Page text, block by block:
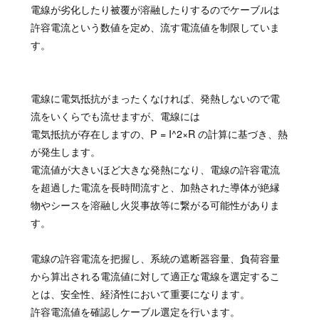
電線が劣化したり被覆が溶融したりするのでケーブルは
許容電流という数値を定め、流す電流値を制限していま
す。
電線に電気抵抗がまったくなければ、発熱しないので電
流をいくらでも流せますが、電線には
電気抵抗が存在しますの、P = I^2×R の計算に基づき、熱
が発生します。
電流値が大きいほど大きな発熱になり、電線の許容電流
を超過した電流を長時間流すと、加熱された導体が絶縁
物やシースを溶融し火災事故等に繋がる可能性がありま
す。
電線の許容電流を把握し、系統の遮断器容量、負荷容量
から算出される電流値に対して適正な電線を選定するこ
とは、安全性、経済性において重要になります。
許容電流値を確認しケーブル選定を行います。